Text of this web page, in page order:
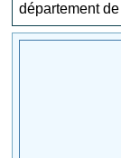
département